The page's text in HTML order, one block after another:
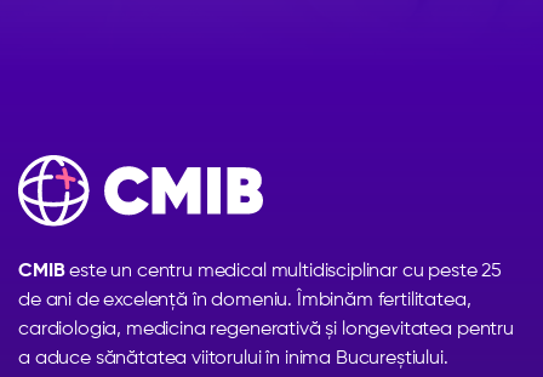
CMIBeste un centru medical multidisciplinar cu peste 25
de ani de excelență în domeniu. Îmbinăm fertilitatea,
cardiologia, medicina regenerativă și longevitatea pentru
a aduce sănătatea viitorului în inima Bucureștiului.